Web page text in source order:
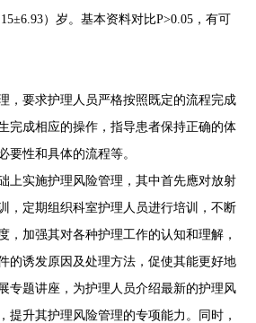
）岁。基本资料对比P>0.05，有可
，要求护理人员严格按照既定的流程完成
完成相应的操作，指导患者保持正确的体
要性和具体的流程等。
上实施护理风险管理，其中首先應对放射
，定期组织科室护理人员进行培训，不断
，加强其对各种护理工作的认知和理解，
的诱发原因及处理方法，促使其能更好地
专题讲座，为护理人员介绍最新的护理风
提升其护理风险管理的专项能力。同时，